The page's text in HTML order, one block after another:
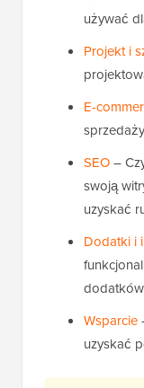
używać
Projekt i
E-
SEO–
swoją
uzyskać
Dodatki i
Wsparcie
uzyskać